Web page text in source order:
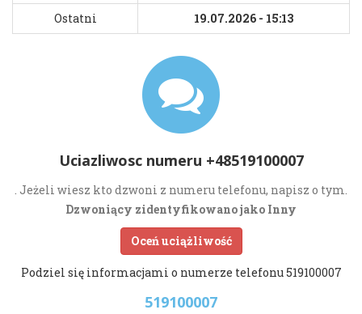
Ostatni
19.07.2026 - 15:13
Uciazliwosc numeru +48519100007
. Jeżeli wiesz kto dzwoni z numeru telefonu, napisz o tym.
Dzwoniący zidentyfikowano jako Inny
Oceń uciążliwość
Podziel się informacjami o numerze telefonu 519100007
519100007